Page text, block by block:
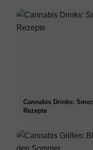
Cannabis Drinks:
Rezepte